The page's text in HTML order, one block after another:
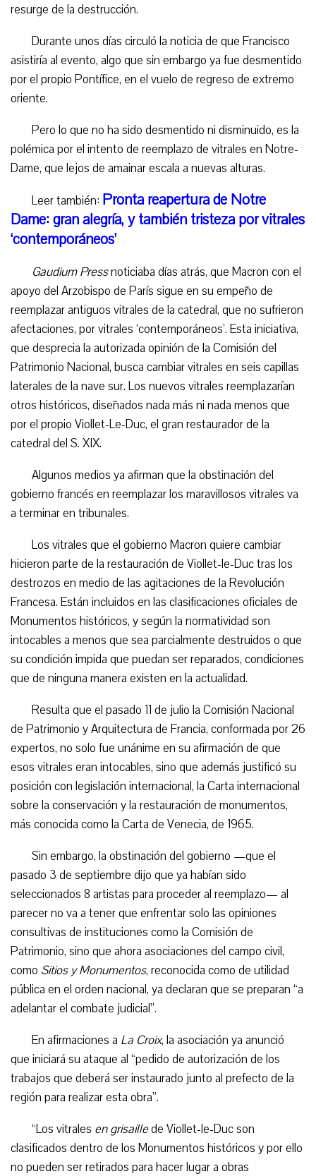
resurge de la destrucción.
Durante unos días circuló la noticia de que Francisco
asistiría al evento, algo que sin embargo ya fue desmentido
por el propio Pontífice, en el vuelo de regreso de extremo
oriente.
Pero lo que no ha sido desmentido ni disminuido, es la
polémica por el intento de reemplazo de vitrales en Notre-
Dame, que lejos de amainar escala a nuevas alturas.
Leer también: Pronta reapertura de Notre
Dame: gran alegría, y también tristeza por vitrales
‘contemporáneos’
Gaudium Pressnoticiaba días atrás, que Macron con el
apoyo del Arzobispo de París sigue en su empeño de
reemplazar antiguos vitrales de la catedral, que no sufrieron
afectaciones, por vitrales ‘contemporáneos’. Esta iniciativa,
que desprecia la autorizada opinión de la Comisión del
Patrimonio Nacional, busca cambiar vitrales en seis capillas
laterales de la nave sur. Los nuevos vitrales reemplazarían
otros históricos, diseñados nada más ni nada menos que
por el propio Viollet-Le-Duc, el gran restaurador de la
catedral del S. XIX.
Algunos medios ya afirman que la obstinación del
gobierno francés en reemplazar los maravillosos vitrales va
a terminar en tribunales.
Los vitrales que el gobierno Macron quiere cambiar
hicieron parte de la restauración de Viollet-le-Duc tras los
destrozos en medio de las agitaciones de la Revolución
Francesa. Están incluidos en las clasificaciones oficiales de
Monumentos históricos, y según la normatividad son
intocables a menos que sea parcialmente destruidos o que
su condición impida que puedan ser reparados, condiciones
que de ninguna manera existen en la actualidad.
Resulta que el pasado 11 de julio la Comisión Nacional
de Patrimonio y Arquitectura de Francia, conformada por 26
expertos, no solo fue unánime en su afirmación de que
esos vitrales eran intocables, sino que además justificó su
posición con legislación internacional, la Carta internacional
sobre la conservación y la restauración de monumentos,
más conocida como la Carta de Venecia, de 1965.
Sin embargo, la obstinación del gobierno —que el
pasado 3 de septiembre dijo que ya habían sido
seleccionados 8 artistas para proceder al reemplazo— al
parecer no va a tener que enfrentar solo las opiniones
consultivas de instituciones como la Comisión de
Patrimonio, sino que ahora asociaciones del campo civil,
como Sitios y Monumentos, reconocida como de utilidad
pública en el orden nacional, ya declaran que se preparan “a
adelantar el combate judicial”.
En afirmaciones a La Croix, la asociación ya anunció
que iniciará su ataque al “pedido de autorización de los
trabajos que deberá ser instaurado junto al prefecto de la
región para realizar esta obra”.
“Los vitrales en grisaillede Viollet-le-Duc son
clasificados dentro de los Monumentos históricos y por ello
no pueden ser retirados para hacer lugar a obras